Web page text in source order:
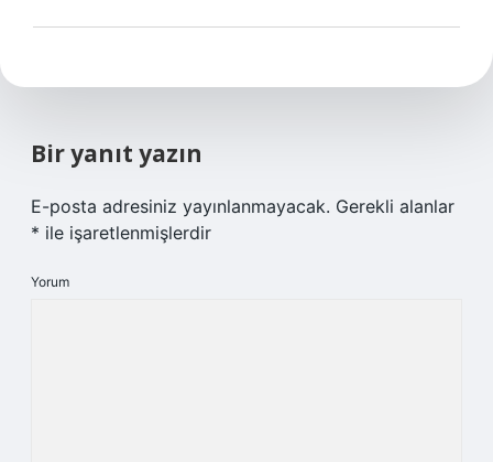
Bir yanıt yazın
E-posta adresiniz yayınlanmayacak. Gerekli alanlar
* ile işaretlenmişlerdir
Yorum